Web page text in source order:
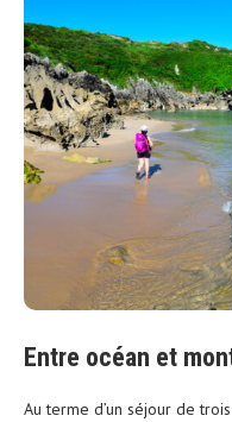
Entre océan et
Au terme d’un séjour de